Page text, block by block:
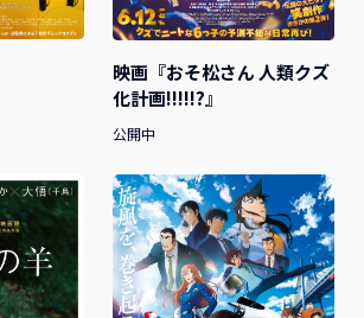
映画『おそ松さん 人類クズ
化計画!!!!!?』
公開中